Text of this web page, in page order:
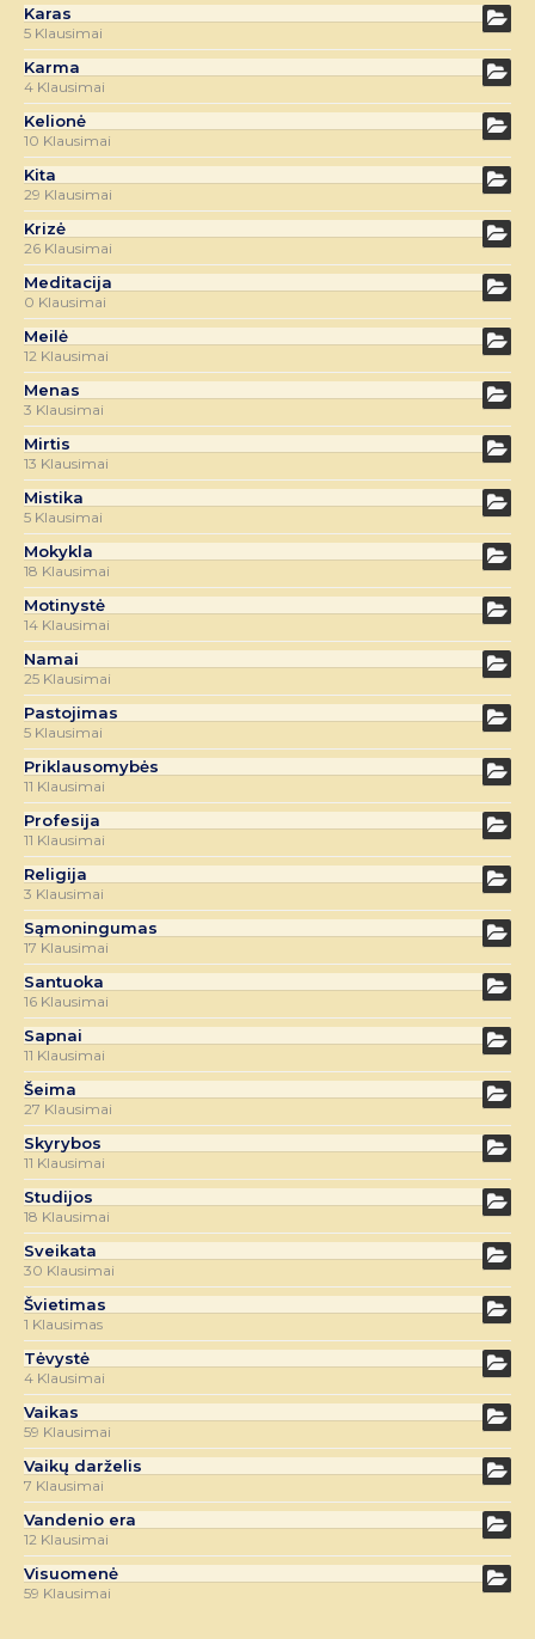
Karas
5 Klausimai
Karma
4 Klausimai
Kelionė
10 Klausimai
Kita
29 Klausimai
Krizė
26 Klausimai
Meditacija
0 Klausimai
Meilė
12 Klausimai
Menas
3 Klausimai
Mirtis
13 Klausimai
Mistika
5 Klausimai
Mokykla
18 Klausimai
Motinystė
14 Klausimai
Namai
25 Klausimai
Pastojimas
5 Klausimai
Priklausomybės
11 Klausimai
Profesija
11 Klausimai
Religija
3 Klausimai
Sąmoningumas
17 Klausimai
Santuoka
16 Klausimai
Sapnai
11 Klausimai
Šeima
27 Klausimai
Skyrybos
11 Klausimai
Studijos
18 Klausimai
Sveikata
30 Klausimai
Švietimas
1 Klausimas
Tėvystė
4 Klausimai
Vaikas
59 Klausimai
Vaikų darželis
7 Klausimai
Vandenio era
12 Klausimai
Visuomenė
59 Klausimai